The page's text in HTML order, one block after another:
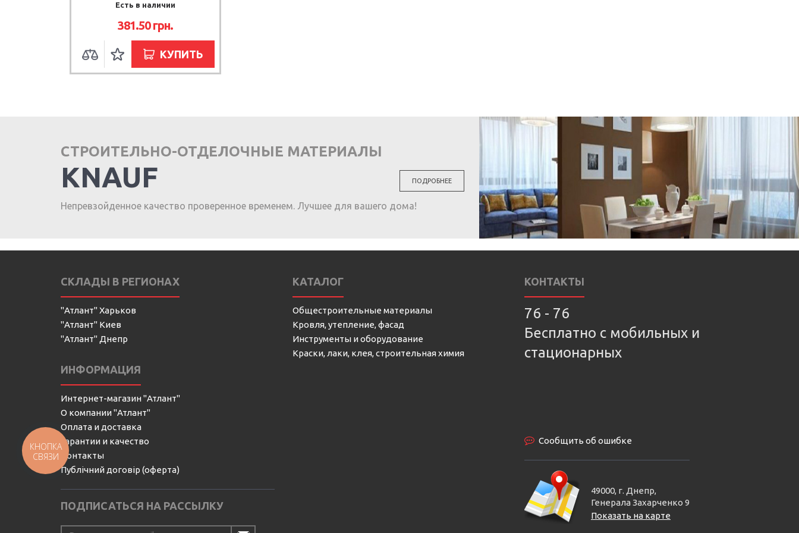
Есть в наличии
381.50грн.
КУПИТЬ
СТРОИТЕЛЬНО-ОТДЕЛОЧНЫЕ МАТЕРИАЛЫ
KNAUF
Непревзойденное качество проверенное временем. Лучшее для вашего дома!
ПОДРОБНЕЕ
СКЛАДЫ В РЕГИОНАХ
"Атлант" Харьков
"Атлант" Киев
"Атлант" Днепр
ИНФОРМАЦИЯ
Интернет-магазин "Атлант"
О компании "Атлант"
Оплата и доставка
Гарантии и качество
Контакты
Публічний договір (оферта)
ПОДПИСАТЬСЯ НА РАССЫЛКУ
КАТАЛОГ
Общестроительные материалы
Кровля, утепление, фасад
Инструменты и оборудование
Краски, лаки, клея, строительная химия
КОНТАКТЫ
76 - 76
Бесплатно с мобильных и
стационарных
Сообщить об ошибке
49000, г. Днепр,
Генерала Захарченко 9
Показать на карте
КНОПКА
СВЯЗИ